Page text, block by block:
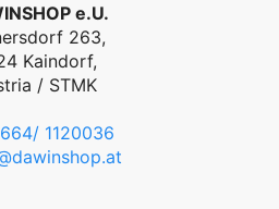
e.U.
263,
Kaindorf,
/ STMK
1120036